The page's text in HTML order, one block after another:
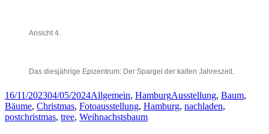
Ansicht 4.
Das diesjährige Epizentrum: Der Spargel der kalten Jahreszeit.
Posted
on
16/11/202304/05/2024Categories
Allgemein, HamburgTags
Ausstellung, Baum,
Bäume, Christmas, Fotoausstellung, Hamburg, nachladen,
postchristmas, tree, Weihnachstsbaum